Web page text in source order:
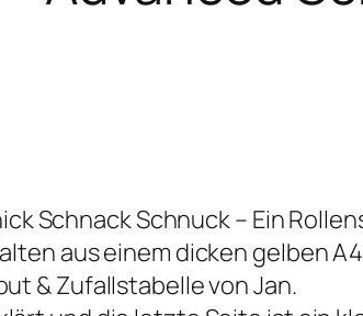
Schnack Schnuck – Ein
aus einem dicken gelben
& Zufallstabelle von Jan.